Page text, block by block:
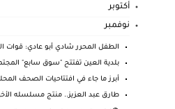
أكتوبر
نوفمبر
الطفل المحرر شادي أبو عادي: قوات
بلدية العين تفتتح "سوق سابع"
أبرز ما جاء في افتتاحيات الصحف
طارق عبد العزيز.. منتج مسلسله